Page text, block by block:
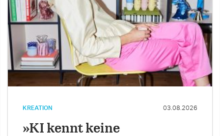
KREATION 03.08.2026
»KI kennt keine